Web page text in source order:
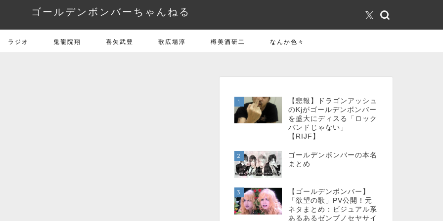
ゴールデンボンバーちゃんねる
ラジオ 鬼龍院翔 喜矢武豊 歌広場淳 樽美酒研二 なんか色々
1
【悲報】ドラゴンアッシュ
のKjがゴールデンボンバー
を盛大にディスる「ロック
バンドじゃない」
【RIJF】
2
ゴールデンボンバーの本名
まとめ
3
【ゴールデンボンバー】
「欲望の歌」PV公開！元
ネタまとめ：ビジュアル系
あるあるゼンブノセヤサイ